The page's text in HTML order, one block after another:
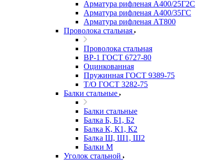
Арматура рифленая А400/25Г2С
Арматура рифленая А400/35ГС
Арматура рифленая АТ800
Проволока стальная
Проволока стальная
ВР-1 ГОСТ 6727-80
Оцинкованная
Пружинная ГОСТ 9389-75
Т/О ГОСТ 3282-75
Балки стальные
Балки стальные
Балка Б, Б1, Б2
Балка К, К1, К2
Балка Ш, Ш1, Ш2
Балки М
Уголок стальной